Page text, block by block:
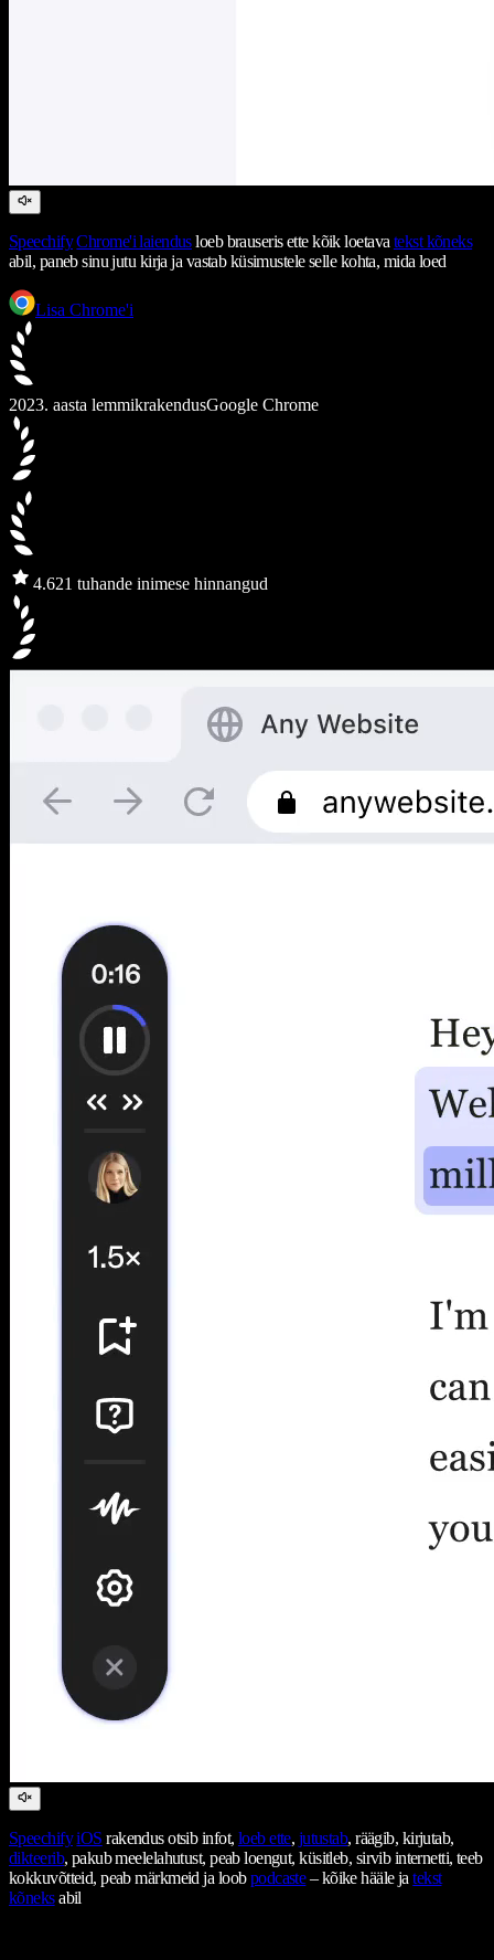
Speechify Chrome'i laiendusloeb brauseris ette kõik loetava tekst kõneks
abil, paneb sinu jutu kirja ja vastab küsimustele selle kohta, mida loed
Lisa Chrome'i
2023. aasta lemmikrakendusGoogle Chrome
4.621 tuhande inimese hinnangud
Speechify iOS rakendus otsib infot, loeb ette, jutustab, räägib, kirjutab,
dikteerib, pakub meelelahutust, peab loengut, küsitleb, sirvib internetti, teeb
kokkuvõtteid, peab märkmeid ja loobpodcaste– kõike hääle jatekst
kõneksabil